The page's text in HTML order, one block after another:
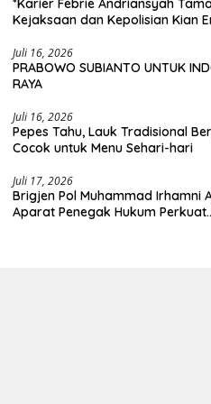
*Karier Febrie Andriansyah
Kejaksaan dan Kepolisian Kian
Juli 16, 2026
PRABOWO SUBIANTO UNTUK
RAYA
Juli 16, 2026
Pepes Tahu, Lauk Tradisional
Cocok untuk Menu Sehari-hari
Juli 17, 2026
Brigjen Pol Muhammad Irhamni
Aparat Penegak Hukum Perkuat